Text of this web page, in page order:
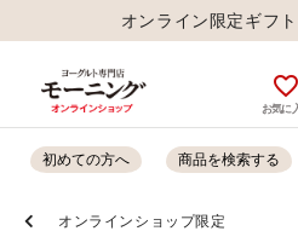
オンライン限定ギフ
favorite_outline
お気に
初めての方へ 商品を検索する
オンラインショップ限定